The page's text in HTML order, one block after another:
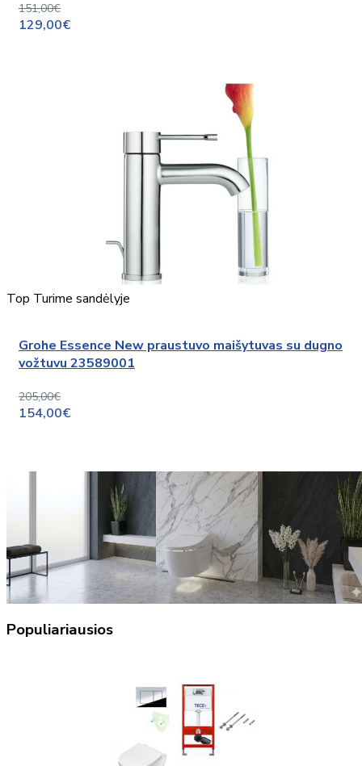
151,00€
129,00€
Top Turime sandėlyje
Grohe Essence New praustuvo maišytuvas su dugno
vožtuvu 23589001
205,00€
154,00€
Populiariausios